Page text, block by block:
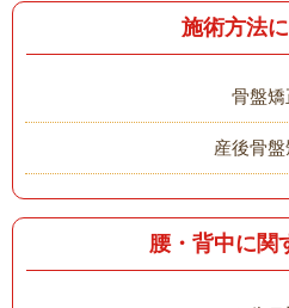
施術方法
骨盤矯
産後骨盤
腰・背中に関